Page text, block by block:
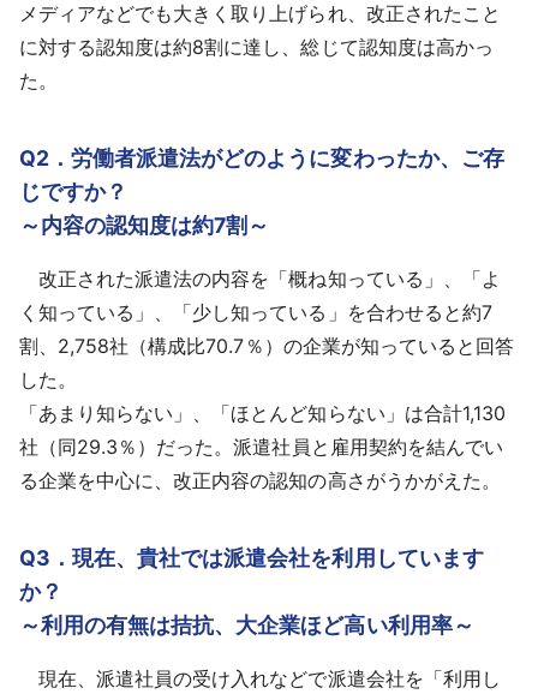
メディアなどでも大きく取り上げられ、改正されたこと
に対する認知度は約8割に達し、総じて認知度は高かっ
た。
Q2．労働者派遣法がどのように変わったか、ご存
じですか？
～内容の認知度は約7割～
改正された派遣法の内容を「概ね知っている」、「よ
く知っている」、「少し知っている」を合わせると約7
割、2,758社（構成比70.7％）の企業が知っていると回答
した。
「あまり知らない」、「ほとんど知らない」は合計1,130
社（同29.3％）だった。派遣社員と雇用契約を結んでい
る企業を中心に、改正内容の認知の高さがうかがえた。
Q3．現在、貴社では派遣会社を利用しています
か？
～利用の有無は拮抗、大企業ほど高い利用率～
現在、派遣社員の受け入れなどで派遣会社を「利用し